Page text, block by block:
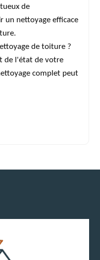
de
un nettoyage efficace
de toiture ?
de l'état de votre
complet peut